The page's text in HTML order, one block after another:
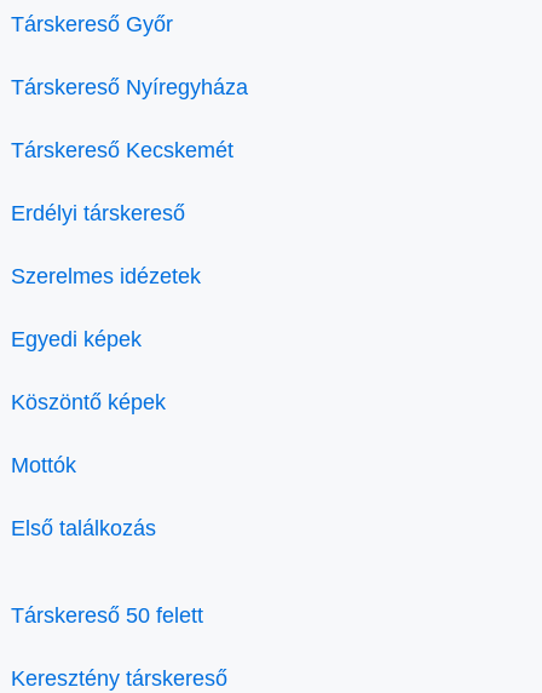
Társkereső Győr
Társkereső Nyíregyháza
Társkereső Kecskemét
Erdélyi társkereső
Szerelmes idézetek
Egyedi képek
Köszöntő képek
Mottók
Első találkozás
Társkereső 50 felett
Keresztény társkereső